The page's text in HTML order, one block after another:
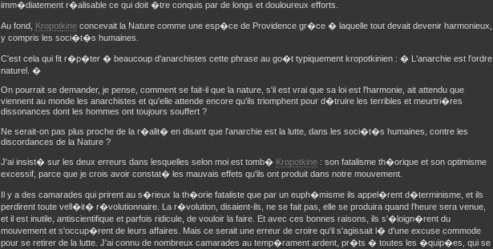
imm�diatement r�alisable ce qui doit �tre conquis par de longs et douloureux efforts.
Au fond, Kropotkine concevait la Nature comme une esp�ce de Providence gr�ce � laquelle tout devait devenir harmonieux,
y compris les soci�t�s humaines.
C'est cela qui fit r�p�ter � beaucoup d'anarchistes cette phrase au go�t typiquement kropotkinien : � L'anarchie est l'ordre
naturel. �
On pourrait se demander, je pense, comment se fait-il que la nature, s'il est vrai que sa loi est l'harmonie, ait attendu que
viennent au monde les anarchistes et qu'elle attende encore qu'ils triomphent pour d�truire les terribles et meurtri�res
dissonances dont les hommes ont toujours souffert ?
Ne serait-on pas plus proche de la r�alit� en disant que l'anarchie est la lutte, dans les soci�t�s humaines, contre les
discordances de la Nature ?
J'ai insist� sur les deux erreurs dans lesquelles selon moi est tomb� Kropotkine : son fatalisme th�orique et son optimisme
excessif, parce que je crois avoir constat� les mauvais effets qu'ils ont produit dans notre mouvement.
Il y a des camarades qui prirent au s�rieux la th�orie fataliste que par un euph�misme ils appel�rent d�terminisme, et ils
perdirent toute vell�it� r�volutionnaire. La r�volution, disaient-ils, ne se fait pas, elle se produira quand l'heure sera venue,
et il est inutile, antiscientifique et parfois ridicule, de vouloir la faire. Et avec ces bonnes raisons, ils s'�loign�rent du
mouvement et s'occup�rent de leurs affaires. Mais ce serait une erreur de croire qu'il s'agissait l� d'une excuse commode
pour se retirer de la lutte. J'ai connu de nombreux camarades au temp�rament ardent, pr�ts � toutes les �quip�es, qui se